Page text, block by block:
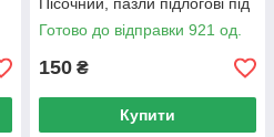
дерево для дитячої
Готово до відправки 921 од.
150 ₴
Купити